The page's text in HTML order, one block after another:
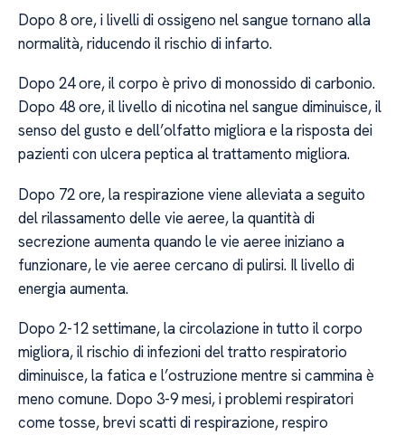
Dopo 8 ore, i livelli di ossigeno nel sangue tornano alla
normalità, riducendo il rischio di infarto.
Dopo 24 ore, il corpo è privo di monossido di carbonio.
Dopo 48 ore, il livello di nicotina nel sangue diminuisce, il
senso del gusto e dell’olfatto migliora e la risposta dei
pazienti con ulcera peptica al trattamento migliora.
Dopo 72 ore, la respirazione viene alleviata a seguito
del rilassamento delle vie aeree, la quantità di
secrezione aumenta quando le vie aeree iniziano a
funzionare, le vie aeree cercano di pulirsi. Il livello di
energia aumenta.
Dopo 2-12 settimane, la circolazione in tutto il corpo
migliora, il rischio di infezioni del tratto respiratorio
diminuisce, la fatica e l’ostruzione mentre si cammina è
meno comune. Dopo 3-9 mesi, i problemi respiratori
come tosse, brevi scatti di respirazione, respiro